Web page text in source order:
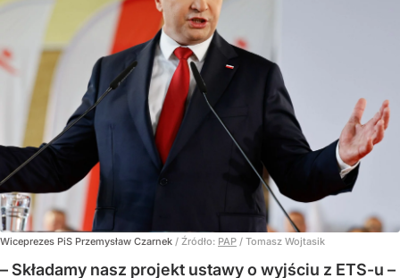
Wiceprezes PiS Przemysław Czarnek / Źródło: PAP / Tomasz Wojtasik
– Składamy nasz projekt ustawy o wyjściu z ETS-u –